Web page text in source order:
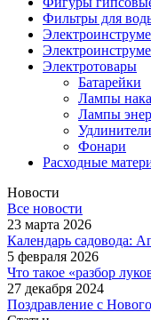
Фильтры для
Электротовары
Батарейки
Лампы
Лампы
Фонари
Расходные
Новости
Все новости
23 марта 2026
Календарь садовода:
5 февраля 2026
Что такое «разбор
27 декабря 2024
Поздравление с